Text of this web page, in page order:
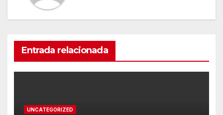
Entrada relacionada
UNCATEGORIZED